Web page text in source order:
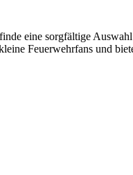
finde eine sorgfältige
Feuerwehrfans und